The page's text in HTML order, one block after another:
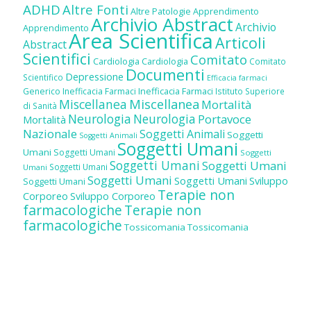
ADHDAltre Fonti Altre Patologie Apprendimento
Apprendimento Archivio AbstractArchivio
AbstractArea ScientificaArticoli
Scientifici Cardiologia Cardiologia Comitato Comitato
Scientifico Depressione Documenti Efficacia farmaci
Generico Inefficacia Farmaci Inefficacia Farmaci Istituto Superiore
di Sanità Miscellanea Miscellanea Mortalità
Mortalità Neurologia Neurologia Portavoce
Nazionale Soggetti Animali Soggetti Animali Soggetti
Umani Soggetti Umani Soggetti Umani Soggetti
Umani Soggetti Umani Soggetti UmaniSoggetti Umani
Soggetti Umani Soggetti Umani Soggetti Umani Sviluppo
Corporeo Sviluppo Corporeo Terapie non
farmacologicheTerapie non
farmacologiche Tossicomania Tossicomania